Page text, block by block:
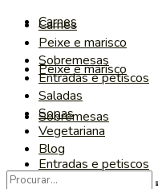
Carnes
Peixe e marisco
Sobremesas
Entradas e petiscos
Carnes
Peixe e marisco
Sobremesas
Entradas e petiscos
Saladas
Sopas
Vegetariana
Blog